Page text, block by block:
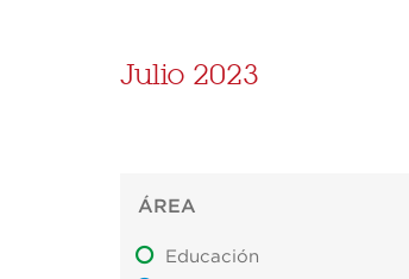
Julio 2023
ÁREA
Educación